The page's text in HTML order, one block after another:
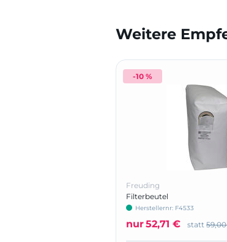
Weitere
-10 %
Freuding
Filterbeutel
Herstellernr: F4533
nur52,71 € statt